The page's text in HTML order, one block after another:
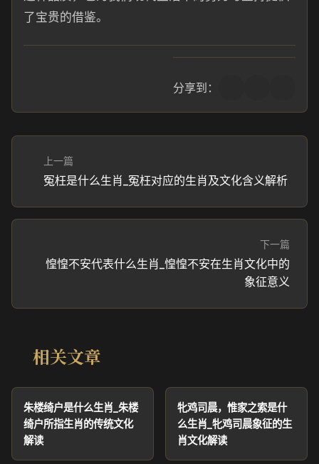
了宝贵的借鉴。
分享到：
上一篇
冤枉是什么生肖_冤枉对应的生肖及文化含义解析
下一篇
惶惶不安代表什么生肖_惶惶不安在生肖文化中的
象征意义
相关文章
朱楼绮户是什么生肖_朱楼
绮户所指生肖的传统文化
解读
牝鸡司晨，惟家之索是什
么生肖_牝鸡司晨象征的生
肖文化解读